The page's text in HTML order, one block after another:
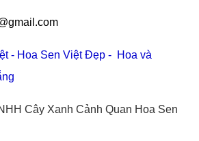
- Hoa Sen Việt Đẹp - Hoa và
Cây Xanh Cảnh Quan Hoa Sen